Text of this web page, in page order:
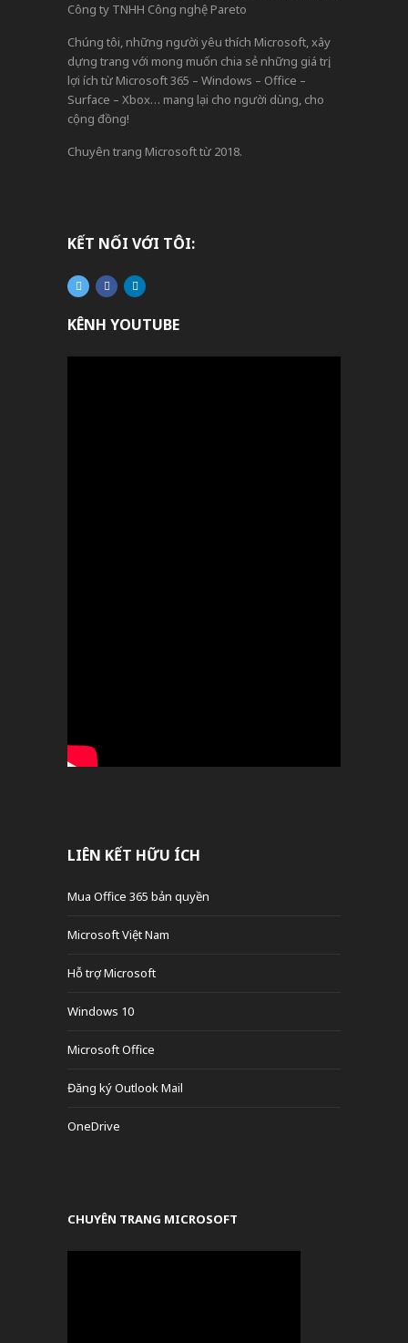
Công ty TNHH Công nghệ Pareto
Chúng tôi, những người yêu thích Microsoft, xây
dựng trang với mong muốn chia sẻ những giá trị,
lợi ích từ Microsoft 365 – Windows – Office –
Surface – Xbox… mang lại cho người dùng, cho
cộng đồng!
Chuyên trang Microsoft từ 2018.
KẾT NỐI VỚI TÔI:
KÊNH YOUTUBE
LIÊN KẾT HỮU ÍCH
Mua Office 365 bản quyền
Microsoft Việt Nam
Hỗ trợ Microsoft
Windows 10
Microsoft Office
Đăng ký Outlook Mail
OneDrive
CHUYÊN TRANG MICROSOFT